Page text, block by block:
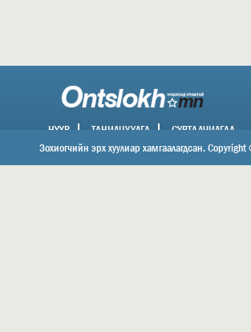
НҮҮР ТАНИЛЦУУЛГА СУРТАЛЧИЛГАА
ХОЛБОО БАРИХ
Зохиогчийн эрх хуулиар хамгаалагдсан.